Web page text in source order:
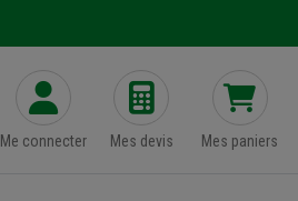
Me connecter Mes devis Mes paniers